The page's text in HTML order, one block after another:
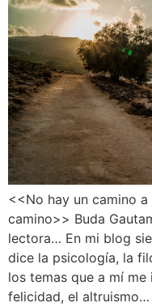
<<No hay un camino
camino>> Buda
lectora… En mi blog
dice la psicología, la
los temas que a mí me
felicidad, el